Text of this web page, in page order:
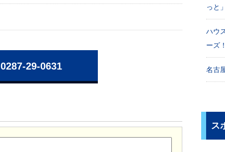
0287-29-0631
っと」
ハウ
ーズ！
名古
ス